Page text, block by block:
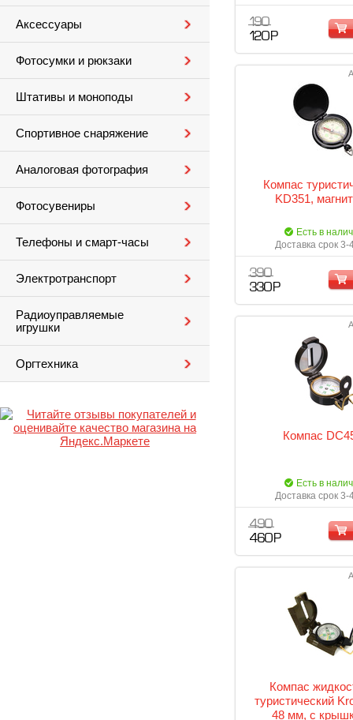
Аксессуары
Фотосумки и рюкзаки
Штативы и моноподы
Спортивное снаряжение
Аналоговая фотография
Фотосувениры
Телефоны и смарт-часы
Электротранспорт
Радиоуправляемые
игрушки
Оргтехника
190
120 Р
Компас
KD351,
Есть в
Доставка срок 3-
390
330 Р
Компас
Есть в
Доставка срок 3-
490
460 Р
Компас
туристический
48 мм, с